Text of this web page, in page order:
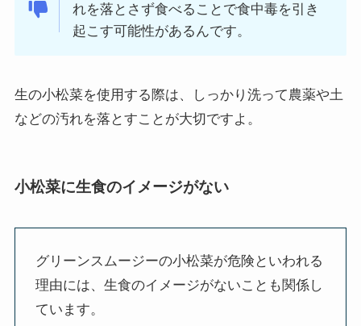
れを落とさず食べることで食中毒を引き
起こす可能性があるんです。
生の小松菜を使用する際は、しっかり洗って農薬や土
などの汚れを落とすことが大切ですよ。
小松菜に生食のイメージがない
グリーンスムージーの小松菜が危険といわれる
理由には、生食のイメージがないことも関係し
ています。